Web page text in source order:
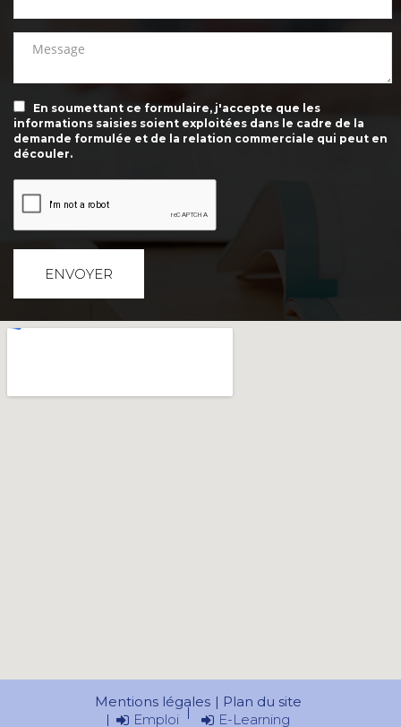
En soumettant ce formulaire, j'accepte que les
informations saisies soient exploitées dans le cadre de la
demande formulée et de la relation commerciale qui peut en
découler.
Mentions légales
Plan du site
Emploi
E-Learning